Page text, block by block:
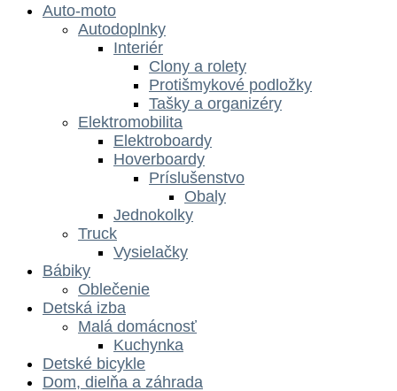
Auto-moto
Autodoplnky
Interiér
Clony a rolety
Protišmykové podložky
Tašky a organizéry
Elektromobilita
Elektroboardy
Hoverboardy
Príslušenstvo
Obaly
Jednokolky
Truck
Vysielačky
Bábiky
Oblečenie
Detská izba
Malá domácnosť
Kuchynka
Detské bicykle
Dom, dielňa a záhrada